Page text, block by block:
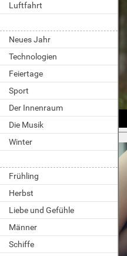
Luftfahrt
Neues Jahr
Technologien
Feiertage
Sport
Der Innenraum
Die Musik
Winter
Frühling
Herbst
Liebe und Gefühle
Männer
Schiffe